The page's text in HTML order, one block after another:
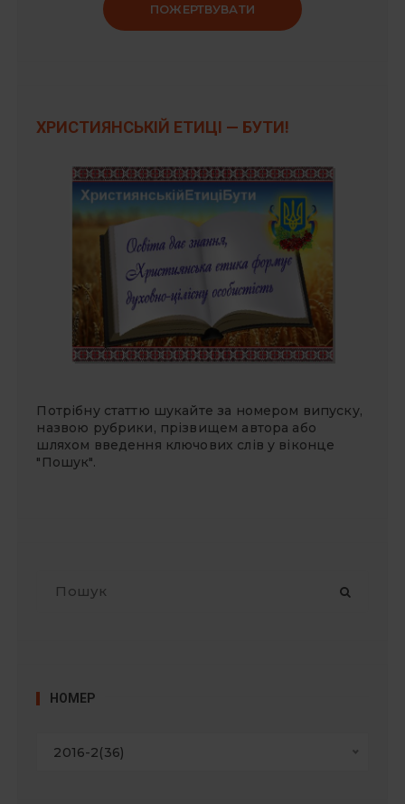
ПОЖЕРТВУВАТИ
ХРИСТИЯНСЬКІЙ ЕТИЦІ — БУТИ!
Потрібну статтю шукайте за номером випуску,
назвою рубрики, прізвищем автора або
шляхом введення ключових слів у віконце
"Пошук".
НОМЕР
2016-2(36)